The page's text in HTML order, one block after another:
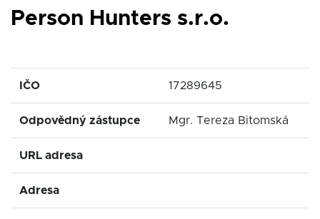
Person Hunters s.r.o.
IČO 17289645
Odpovědný zástupce Mgr. Tereza Bitomská
URL adresa
Adresa